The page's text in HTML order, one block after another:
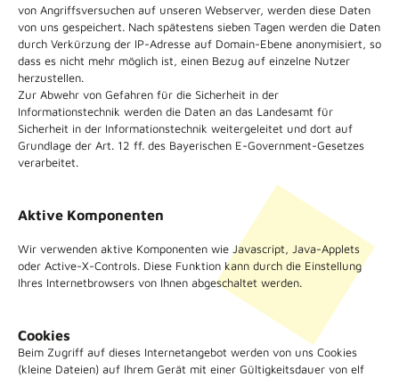
von Angriffsversuchen auf unseren Webserver, werden diese Daten
von uns gespeichert. Nach spätestens sieben Tagen werden die Daten
durch Verkürzung der IP-Adresse auf Domain-Ebene anonymisiert, so
dass es nicht mehr möglich ist, einen Bezug auf einzelne Nutzer
herzustellen.
Zur Abwehr von Gefahren für die Sicherheit in der
Informationstechnik werden die Daten an das Landesamt für
Sicherheit in der Informationstechnik weitergeleitet und dort auf
Grundlage der Art. 12 ff. des Bayerischen E-Government-Gesetzes
verarbeitet.
Aktive Komponenten
Wir verwenden aktive Komponenten wie Javascript, Java-Applets
oder Active-X-Controls. Diese Funktion kann durch die Einstellung
Ihres Internetbrowsers von Ihnen abgeschaltet werden.
Cookies
Beim Zugriff auf dieses Internetangebot werden von uns Cookies
(kleine Dateien) auf Ihrem Gerät mit einer Gültigkeitsdauer von elf